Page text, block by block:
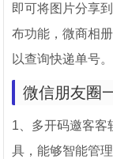
即可将图片分享
布功能，微商相
以查询快递单号。
微信朋友圈
1、多开码邀客客
具，能够智能管